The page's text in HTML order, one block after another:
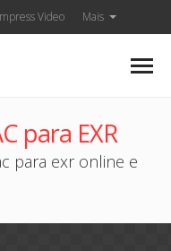
Video Mais
para EXR
para exr online e